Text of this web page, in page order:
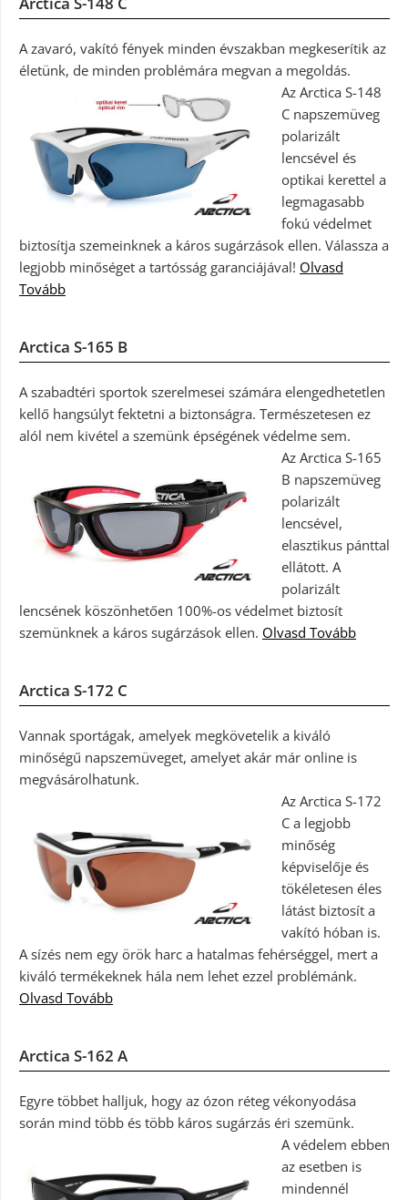
A zavaró, vakító fények minden évszakban megkeserítik az
életünk, de minden problémára megvan a megoldás.
Az Arctica S-148
C napszemüveg
polarizált
lencsével és
optikai kerettel a
legmagasabb
fokú védelmet
biztosítja szemeinknek a káros sugárzások ellen. Válassza a
legjobb minőséget a tartósság garanciájával! Olvasd
Tovább
Arctica S-165 B
A szabadtéri sportok szerelmesei számára elengedhetetlen
kellő hangsúlyt fektetni a biztonságra. Természetesen ez
alól nem kivétel a szemünk épségének védelme sem.
Az Arctica S-165
B napszemüveg
polarizált
lencsével,
elasztikus pánttal
ellátott. A
polarizált
lencsének köszönhetően 100%-os védelmet biztosít
szemünknek a káros sugárzások ellen. Olvasd Tovább
Arctica S-172 C
Vannak sportágak, amelyek megkövetelik a kiváló
minőségű napszemüveget, amelyet akár már online is
megvásárolhatunk.
Az Arctica S-172
C a legjobb
minőség
képviselője és
tökéletesen éles
látást biztosít a
vakító hóban is.
A sízés nem egy örök harc a hatalmas fehérséggel, mert a
kiváló termékeknek hála nem lehet ezzel problémánk.
Olvasd Tovább
Arctica S-162 A
Egyre többet halljuk, hogy az ózon réteg vékonyodása
során mind több és több káros sugárzás éri szemünk.
A védelem ebben
az esetben is
mindennél